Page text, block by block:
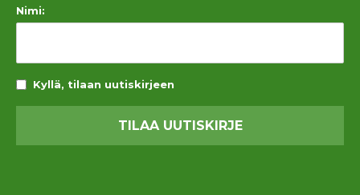
Nimi:
Kyllä, tilaan uutiskirjeen